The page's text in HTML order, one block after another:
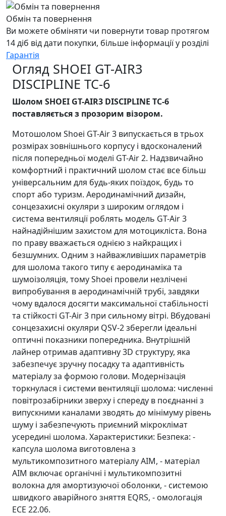
Обмін та повернення
Ви можете обміняти чи повернути товар протягом
14 діб від дати покупки, більше інформації у розділі
Гарантія
Огляд SHOEI GT-AIR3
DISCIPLINE TC-6
Шолом SHOEI GT-AIR3 DISCIPLINE TC-6
поставляється з прозорим візором.
Мотошолом Shoei GT-Air 3 випускається в трьох
розмірах зовнішнього корпусу і вдосконалений
після попередньої моделі GT-Air 2. Надзвичайно
комфортний і практичний шолом стає все більш
універсальним для будь-яких поїздок, будь то
спорт або туризм. Аеродинамічний дизайн,
сонцезахисні окуляри з широким оглядом і
система вентиляції роблять модель GT-Air 3
найнадійнішим захистом для мотоцикліста. Вона
по праву вважається однією з найкращих і
безшумних. Одним з найважливіших параметрів
для шолома такого типу є аеродинаміка та
шумоізоляція, тому Shoei провели незлічені
випробування в аеродинамічній трубі, завдяки
чому вдалося досягти максимальної стабільності
та стійкості GT-Air 3 при сильному вітрі. Вбудовані
сонцезахисні окуляри QSV-2 зберегли ідеальні
оптичні показники попередника. Внутрішній
лайнер отримав адаптивну 3D структуру, яка
забезпечує зручну посадку та адаптивність
матеріалу за формою голови. Модернізація
торкнулася і системи вентиляції шолома: численні
повітрозабірники зверху і спереду в поєднанні з
випускними каналами зводять до мінімуму рівень
шуму і забезпечують приємний мікроклімат
усередині шолома. Характеристики: Безпека: -
капсула шолома виготовлена з
мультикомпозитного матеріалу AIM, - матеріал
AIM включає органічні і мультикомпозитні
волокна для амортизуючої оболонки, - системою
швидкого аварійного зняття EQRS, - омологація
ECE 22.06.